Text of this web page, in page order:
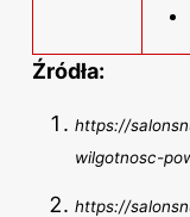
Źródła:
https://
wilgotnosc-
https://